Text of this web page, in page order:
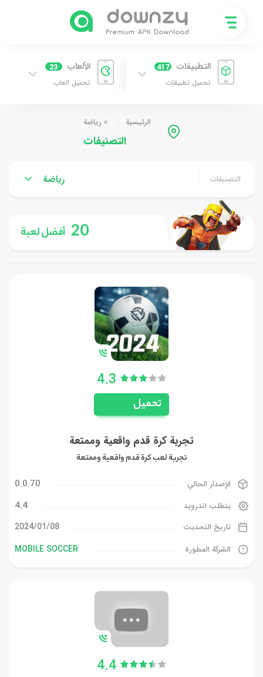
التطبيقات 417
تحميل تطبيقات
الألعاب 23
تحميل العاب
الرئيسية » رياضة
التصنيفات
التصنيفات رياضة
20 أفضل لعبة
4.3
تحميل
تجربة كرة قدم واقعية وممتعة
تجربة لعب كرة قدم واقعية وممتعة
الإصدار الحالي 0.0.70
يتطلب اندرويد 4.4
تاريخ التحديث 08‏/01‏/2024
الشركة المطورة MOBILE SOCCER
4.4